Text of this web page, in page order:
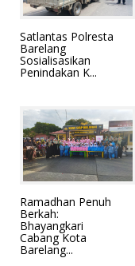
Satlantas Polresta
Barelang
Sosialisasikan
Penindakan K...
Ramadhan Penuh
Berkah:
Bhayangkari
Cabang Kota
Barelang...